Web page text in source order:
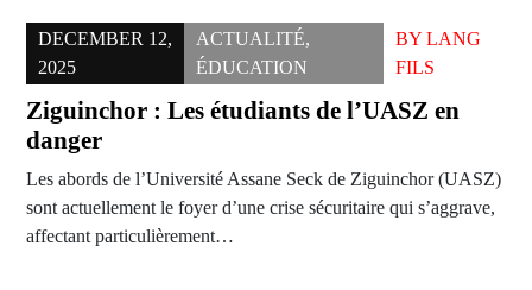
DECEMBER 12,
2025
ACTUALITÉ,
ÉDUCATION
BYLANG
FILS
Ziguinchor : Les étudiants de l’UASZ en
danger
Les abords de l’Université Assane Seck de Ziguinchor (UASZ)
sont actuellement le foyer d’une crise sécuritaire qui s’aggrave,
affectant particulièrement…